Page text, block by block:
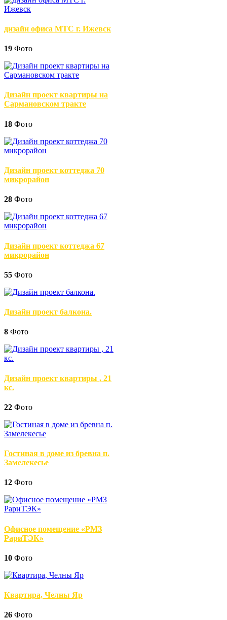
дизайн офиса МТС г. Ижевск
19 Фото
Дизайн проект квартиры на
Сармановском тракте
18 Фото
Дизайн проект коттеджа 70
микрорайон
28 Фото
Дизайн проект коттеджа 67
микрорайон
55 Фото
Дизайн проект балкона.
8 Фото
Дизайн проект квартиры , 21
кс.
22 Фото
Гостиная в доме из бревна п.
Замелекесье
12 Фото
Офисное помещение «РМЗ
РариТЭК»
10 Фото
Квартира, Челны Яр
26 Фото